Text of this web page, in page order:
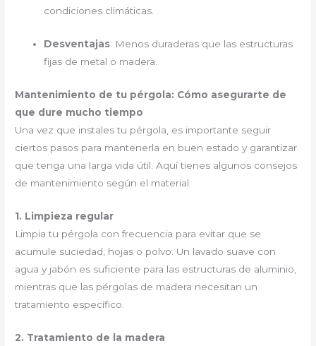
condiciones climáticas.
Desventajas: Menos duraderas que las estructuras
fijas de metal o madera.
Mantenimiento de tu pérgola: Cómo asegurarte de
que dure mucho tiempo
Una vez que instales tu pérgola, es importante seguir
ciertos pasos para mantenerla en buen estado y garantizar
que tenga una larga vida útil. Aquí tienes algunos consejos
de mantenimiento según el material:
1. Limpieza regular
Limpia tu pérgola con frecuencia para evitar que se
acumule suciedad, hojas o polvo. Un lavado suave con
agua y jabón es suficiente para las estructuras de aluminio,
mientras que las pérgolas de madera necesitan un
tratamiento específico.
2. Tratamiento de la madera